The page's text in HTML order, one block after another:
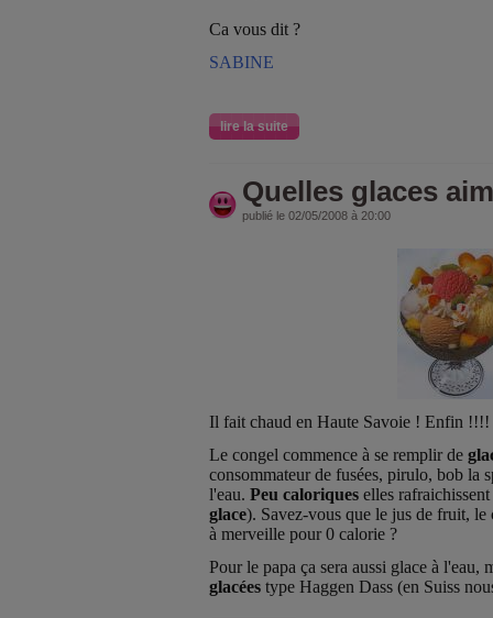
Ca vous dit ?
SABINE
lire la suite
Quelles glaces
publié le 02/05/2008 à 20:00
Il fait chaud en Haute Savoie ! Enfin !!!!
Le congel commence à se remplir de
consommateur de fusées, pirulo, bob la
l'eau. Peu caloriques elles
glace). Savez-vous que le jus de fruit,
à merveille pour 0 calorie ?
Pour le papa ça sera aussi glace à l'eau,
glacées type Haggen Dass (en Suiss